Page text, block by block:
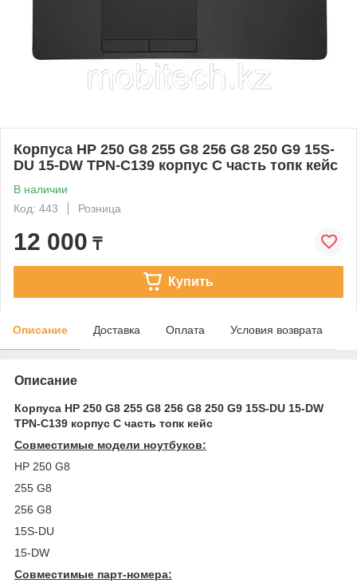
Корпуса HP 250 G8 255 G8 256 G8 250 G9 15S-
DU 15-DW TPN-C139 корпус C часть топк кейс
В наличии
Код: 443
Розница
12 000 ₸
Купить
Описание Доставка Оплата Условия возврата
Описание
Корпуса HP 250 G8 255 G8 256 G8 250 G9 15S-DU 15-DW
TPN-C139 корпус C часть топк кейс
Совместимые модели ноутбуков:
HP 250 G8
255 G8
256 G8
15S-DU
15-DW
Совместимые парт-номера: